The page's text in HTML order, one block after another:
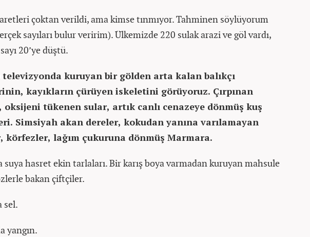
çoktan verildi, ama kimse tınmıyor. Tahminen söylüyorum
sayıları bulur veririm). Ülkemizde 220 sulak arazi ve göl vardı,
20’ye düştü.
televizyonda kuruyan bir gölden arta kalan balıkçı
kayıkların çürüyen iskeletini görüyoruz. Çırpınan
oksijeni tükenen sular, artık canlı cenazeye dönmüş kuş
Simsiyah akan dereler, kokudan yanına varılamayan
körfezler, lağım çukuruna dönmüş Marmara.
suya hasret ekin tarlaları. Bir karış boya varmadan kuruyan mahsule
bakan çiftçiler.
sel.
yangın.